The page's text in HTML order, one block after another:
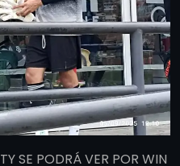
SE PODRÁ VER POR WIN